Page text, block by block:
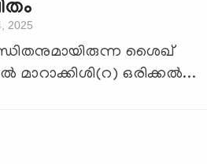
2025
ശൈഖ്
ഒരിക്കല്‍...